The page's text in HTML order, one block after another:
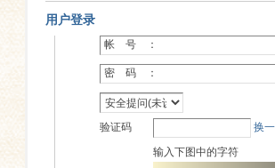
用户登录
帐 号 ：
密 码 ：
验证码
换
输入下图中的字符